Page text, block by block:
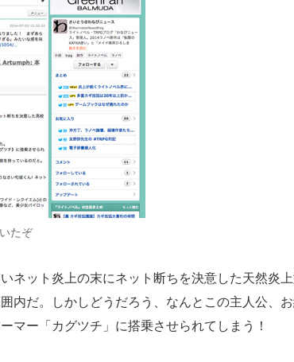
たぞ
ネット炎上の末にネット断ちを決意した天然炎上
内だ。しかしどうだろう、なんとこの主人公、
マー「カグツチ」に搭乗させられてしまう！